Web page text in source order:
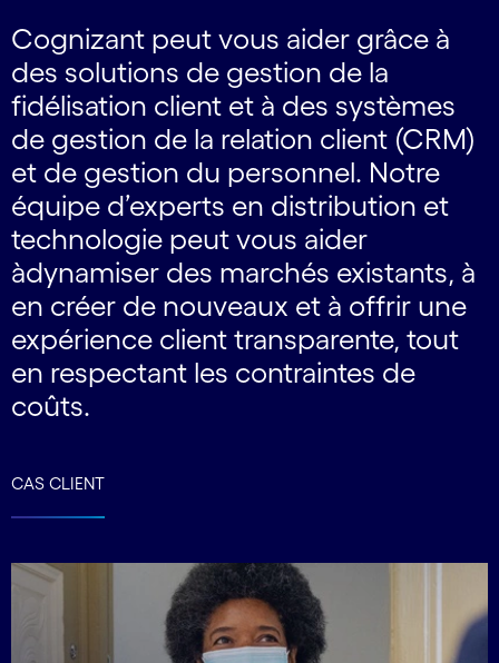
Cognizant peut vous aider grâce à
des solutions de gestion de la
fidélisation client et à des systèmes
de gestion de la relation client (CRM)
et de gestion du personnel. Notre
équipe d’experts en distribution et
technologie peut vous aider
àdynamiser des marchés existants, à
en créer de nouveaux et à offrir une
expérience client transparente, tout
en respectant les contraintes de
coûts.
CAS CLIENT